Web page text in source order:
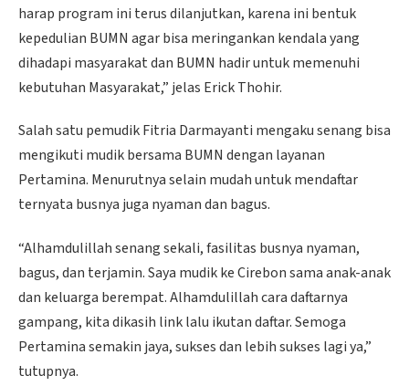
harap program ini terus dilanjutkan, karena ini bentuk
kepedulian BUMN agar bisa meringankan kendala yang
dihadapi masyarakat dan BUMN hadir untuk memenuhi
kebutuhan Masyarakat,” jelas Erick Thohir.
Salah satu pemudik Fitria Darmayanti mengaku senang bisa
mengikuti mudik bersama BUMN dengan layanan
Pertamina. Menurutnya selain mudah untuk mendaftar
ternyata busnya juga nyaman dan bagus.
“Alhamdulillah senang sekali, fasilitas busnya nyaman,
bagus, dan terjamin. Saya mudik ke Cirebon sama anak-anak
dan keluarga berempat. Alhamdulillah cara daftarnya
gampang, kita dikasih link lalu ikutan daftar. Semoga
Pertamina semakin jaya, sukses dan lebih sukses lagi ya,”
tutupnya.